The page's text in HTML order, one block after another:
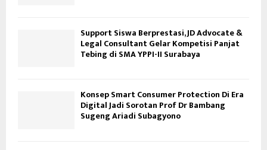
Support Siswa Berprestasi, JD Advocate &
Legal Consultant Gelar Kompetisi Panjat
Tebing di SMA YPPI-II Surabaya
Konsep Smart Consumer Protection Di Era
Digital Jadi Sorotan Prof Dr Bambang
Sugeng Ariadi Subagyono